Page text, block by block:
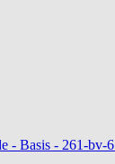
- Basis - 261-bv-